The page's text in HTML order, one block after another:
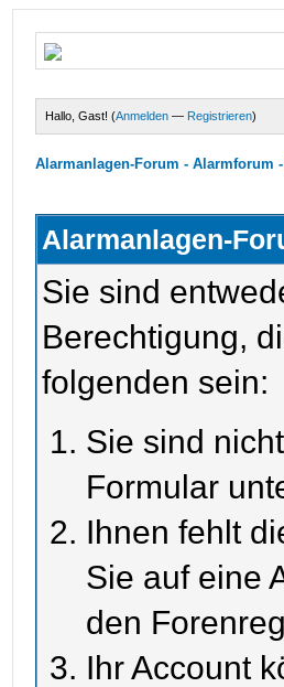
Hallo, Gast! (Anmelden — Registrieren)
Alarmanlagen-Forum - Alarmforum
Alarmanlagen-
Sie sind
Berechtigung,
folgenden sein:
Sie sind
Formular
Ihnen fehlt
Sie auf eine
den
Ihr Account